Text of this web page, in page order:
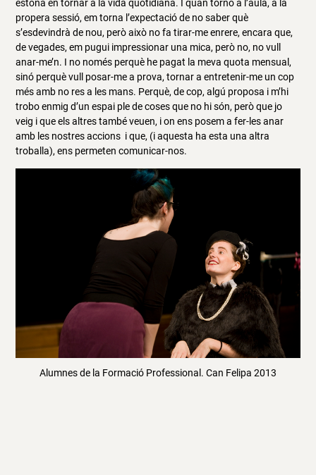
estona en tornar a la vida quotidiana. I quan torno a l’aula, a la
propera sessió, em torna l’expectació de no saber què
s’esdevindrà de nou, però això no fa tirar-me enrere, encara que,
de vegades, em pugui impressionar una mica, però no, no vull
anar-me’n. I no només perquè he pagat la meva quota mensual,
sinó perquè vull posar-me a prova, tornar a entretenir-me un cop
més amb no res a les mans. Perquè, de cop, algú proposa i m’hi
trobo enmig d’un espai ple de coses que no hi són, però que jo
veig i que els altres també veuen, i on ens posem a fer-les anar
amb les nostres accions i que, (i aquesta ha esta una altra
troballa), ens permeten comunicar-nos.
Alumnes de la Formació Professional. Can Felipa 2013